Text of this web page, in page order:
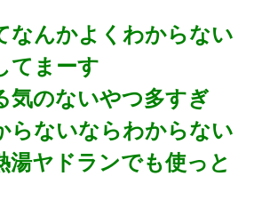
なんかよくわからない
てまーす
気のないやつ多すぎ
らないならわからない
湯ヤドランでも使っと